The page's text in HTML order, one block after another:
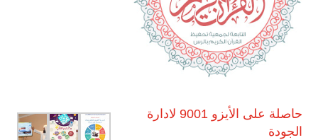
حاصلة على الأيزو 9001 لادارة
الجودة